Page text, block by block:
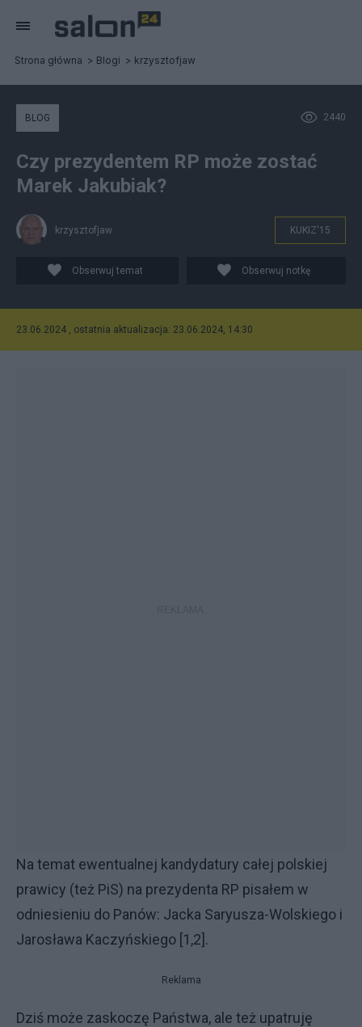
Strona główna Blogi krzysztofjaw
2440
BLOG
Czy prezydentem RP może zostać
Marek Jakubiak?
krzysztofjaw KUKIZ'15
Obserwuj temat Obserwuj notkę
23.06.2024 , ostatnia aktualizacja: 23.06.2024, 14:30
Na temat ewentualnej kandydatury całej polskiej
prawicy (też PiS) na prezydenta RP pisałem w
odniesieniu do Panów: Jacka Saryusza-Wolskiego i
Jarosława Kaczyńskiego [1,2].
Reklama
Dziś może zaskoczę Państwa, ale też upatruję